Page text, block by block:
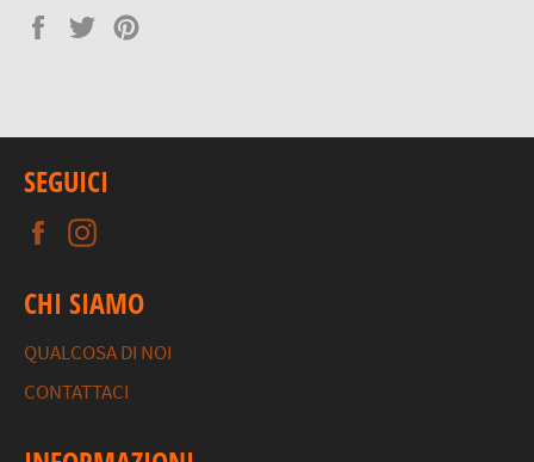
Condividi
Twitta
SEGUICI
Facebook
CHI SIAMO
QUALCOSA DI NOI
CONTATTACI